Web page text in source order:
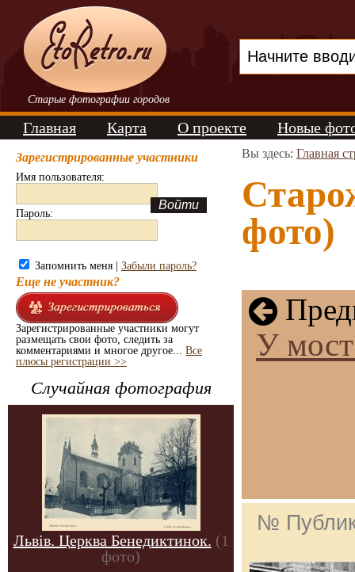
Старые фотографии городов
Главная Карта О проекте Новые
Зарегистрированные участники
Имя пользователя:
Пароль:
Запомнить меня | Забыли пароль?
Еще не участник?
Зарегистрированные участники могут
размещать свои фото, следить за
комментариями и многое другое... Все
плюсы регистрации >>
Случайная фотография
Львів. Церква Бенедиктинок. (1
фото)
Вы здесь: Главная
фото)
У
№